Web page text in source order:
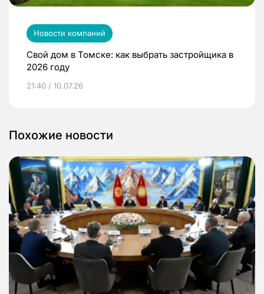
Новости компаний
Свой дом в Томске: как выбрать застройщика в
2026 году
21:40 / 10.07.26
Похожие новости